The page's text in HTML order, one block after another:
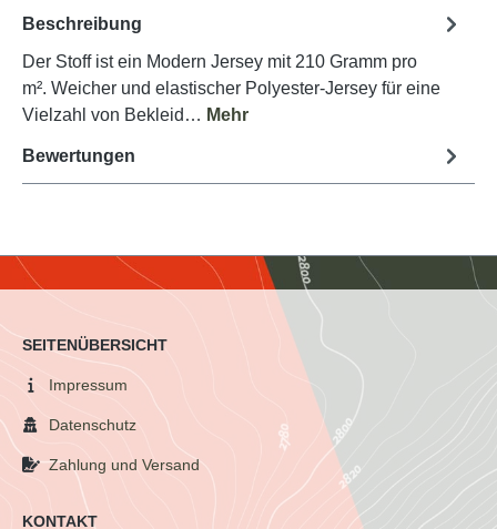
Beschreibung
Der Stoff ist ein Modern Jersey mit 210 Gramm pro
m². Weicher und elastischer Polyester-Jersey für eine
Vielzahl von Bekleid… Mehr
Bewertungen
SEITENÜBERSICHT
Impressum
Datenschutz
Zahlung und Versand
KONTAKT